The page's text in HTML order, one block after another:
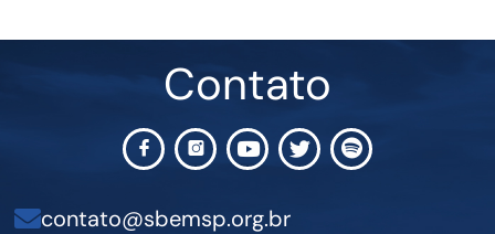
Contato
contato@sbemsp.org.br